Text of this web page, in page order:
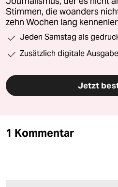
Stimmen, die woanders
zehn Wochen lang
Jeden Samstag als
Zusätzlich digitale
Jetzt
1 Kommentar